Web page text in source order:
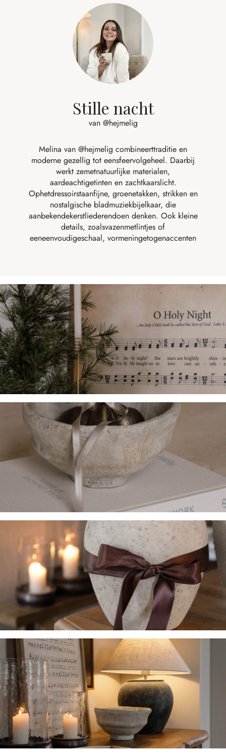
Stille nacht
van @hejmelig
Melina van @hejmelig combineerttraditie en
moderne gezellig tot eensfeervolgeheel. Daarbij
werkt zemetnatuurlijke materialen,
aardeachtigetintenen zachtkaarslicht.
Ophetdressoirstaanfijne, groenetakken, strikkenen
nostalgische bladmuziekbijelkaar, die
aanbekendekerstliederendoendenken. Ookkleine
details, zoalsvazenmetlintjes of
eeneenvoudigeschaal, vormeningetogenaccenten